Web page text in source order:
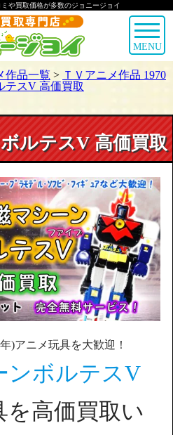
や買取価格が多数のジョニージョイ
MENU
作品一覧 > ＴＶアニメ作品 1970
テスV 高価買取
ルテスV 高価買取
)アニメ玩具を大歓迎！
ンボルテスV
を高価買取い